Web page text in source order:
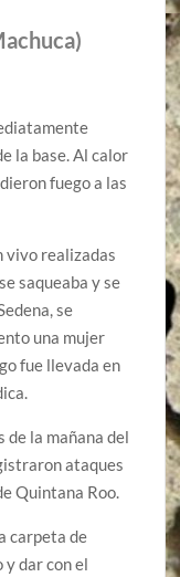
la base. Al calor
fuego a las
vivo realizadas
saqueaba y se
se
una mujer
fue llevada en
de la mañana del
ataques
Quintana Roo.
carpeta de
dar con el